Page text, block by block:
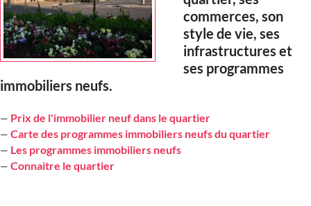
commerces, son
style de vie, ses
infrastructures et
ses programmes
immobiliers neufs.
— Prix de l'immobilier neuf dans le quartier
— Carte des programmes immobiliers neufs du quartier
— Les programmes immobiliers neufs
— Connaitre le quartier